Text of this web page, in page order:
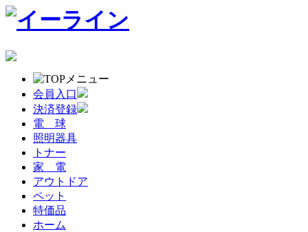
会員入口
決済登録
電 球
照明器具
トナー
家 電
アウトドア
ペット
特価品
ホーム